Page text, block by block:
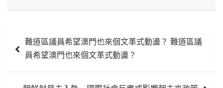
章 難道區議員希望澳門也來個文革式動盪？ 難道區議
員希望澳門也來個文革式動盪？